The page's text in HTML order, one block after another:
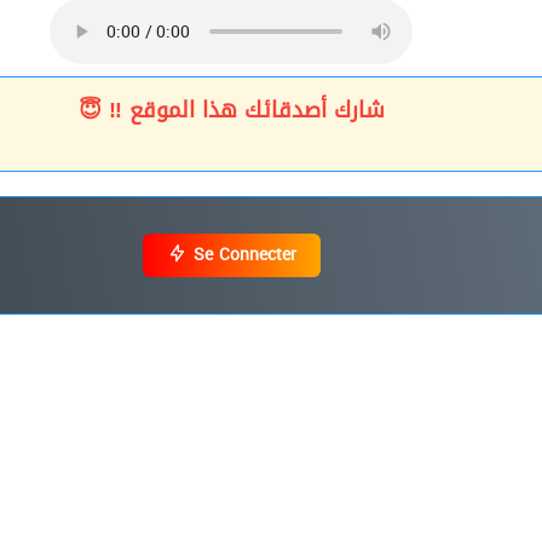
شارك أصدقائك هذا الموقع ‼ 😇
Se Connecter